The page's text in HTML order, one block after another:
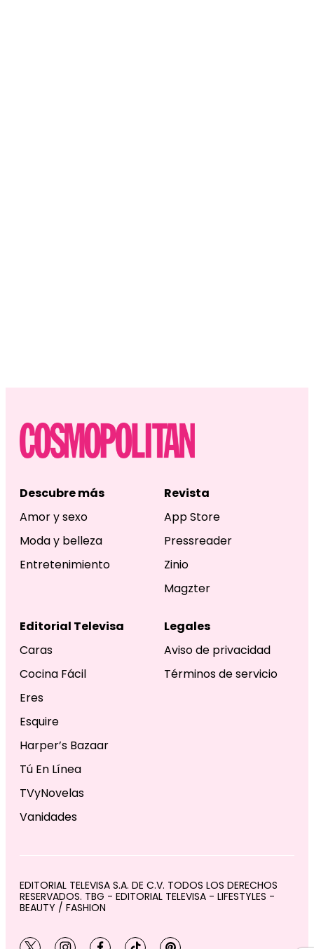
Descubre más
Amor y sexo
Moda y belleza
Entretenimiento
Revista
App Store
Pressreader
Zinio
Magzter
Editorial Televisa
Caras
Cocina Fácil
Eres
Esquire
Harper’s Bazaar
Tú En Línea
TVyNovelas
Vanidades
Legales
Aviso de privacidad
Términos de servicio
EDITORIAL TELEVISA S.A. DE C.V. TODOS LOS DERECHOS
RESERVADOS. TBG - EDITORIAL TELEVISA - LIFESTYLES -
BEAUTY / FASHION